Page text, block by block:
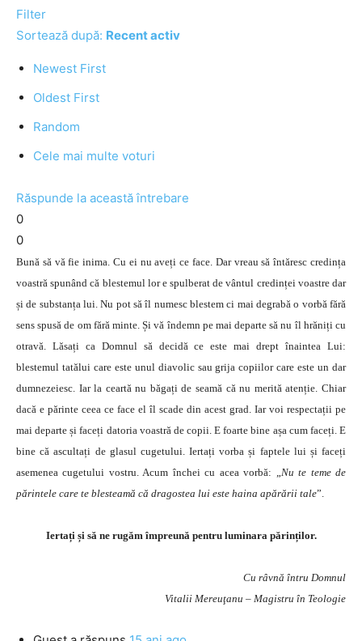
Filter
Sortează după: Recent activ
Newest First
Oldest First
Random
Cele mai multe voturi
Răspunde la această întrebare
0
0
Bună să vă fie inima. Cu ei nu aveți ce face. Dar vreau să întăresc credința
voastră spunând că blestemul lor e spulberat de vântul credinței voastre dar
și de substanța lui. Nu pot să îl numesc blestem ci mai degrabă o vorbă fără
sens spusă de om fără minte. Și vă îndemn pe mai departe să nu îl hrăniți cu
otravă. Lăsați ca Domnul să decidă ce este mai drept înaintea Lui:
blestemul tatălui care este unul diavolic sau grija copiilor care este un dar
dumnezeiesc. Iar la ceartă nu băgați de seamă că nu merită atenție. Chiar
dacă e părinte ceea ce face el îl scade din acest grad. Iar voi respectații pe
mai departe și faceți datoria voastră de copii. E foarte bine așa cum faceți. E
bine că ascultați de glasul cugetului. Iertați vorba și faptele lui și faceți
asemenea cugetului vostru. Acum închei cu acea vorbă: „Nu te teme de
părintele care te blesteamă că dragostea lui este haina apărării tale”.
Iertați și să ne rugăm împreună pentru luminara părinților.
Cu râvnă întru Domnul
Vitalii Mereuţanu – Magistru în Teologie